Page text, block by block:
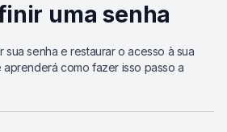
uma senha
senha e restaurar o acesso à sua
como fazer isso passo a